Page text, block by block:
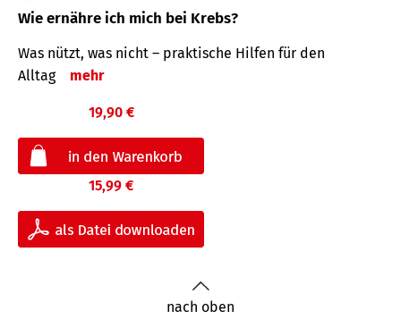
Wie ernähre ich mich bei Krebs?
Was nützt, was nicht – praktische Hilfen für den
Alltag
mehr
19,90 €
15,99 €
nach oben